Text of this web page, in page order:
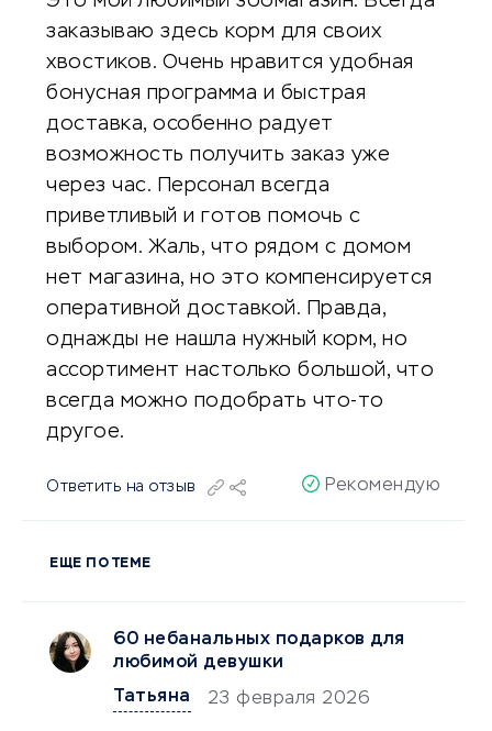
заказываю здесь корм для своих
хвостиков. Очень нравится удобная
бонусная программа и быстрая
доставка, особенно радует
возможность получить заказ уже
через час. Персонал всегда
приветливый и готов помочь с
выбором. Жаль, что рядом с домом
нет магазина, но это компенсируется
оперативной доставкой. Правда,
однажды не нашла нужный корм, но
ассортимент настолько большой, что
всегда можно подобрать что-то
другое.
Ответить на отзыв Рекомендую
ЕЩЕ ПО ТЕМЕ
60 небанальных подарков для
любимой девушки
Татьяна
23 февраля 2026